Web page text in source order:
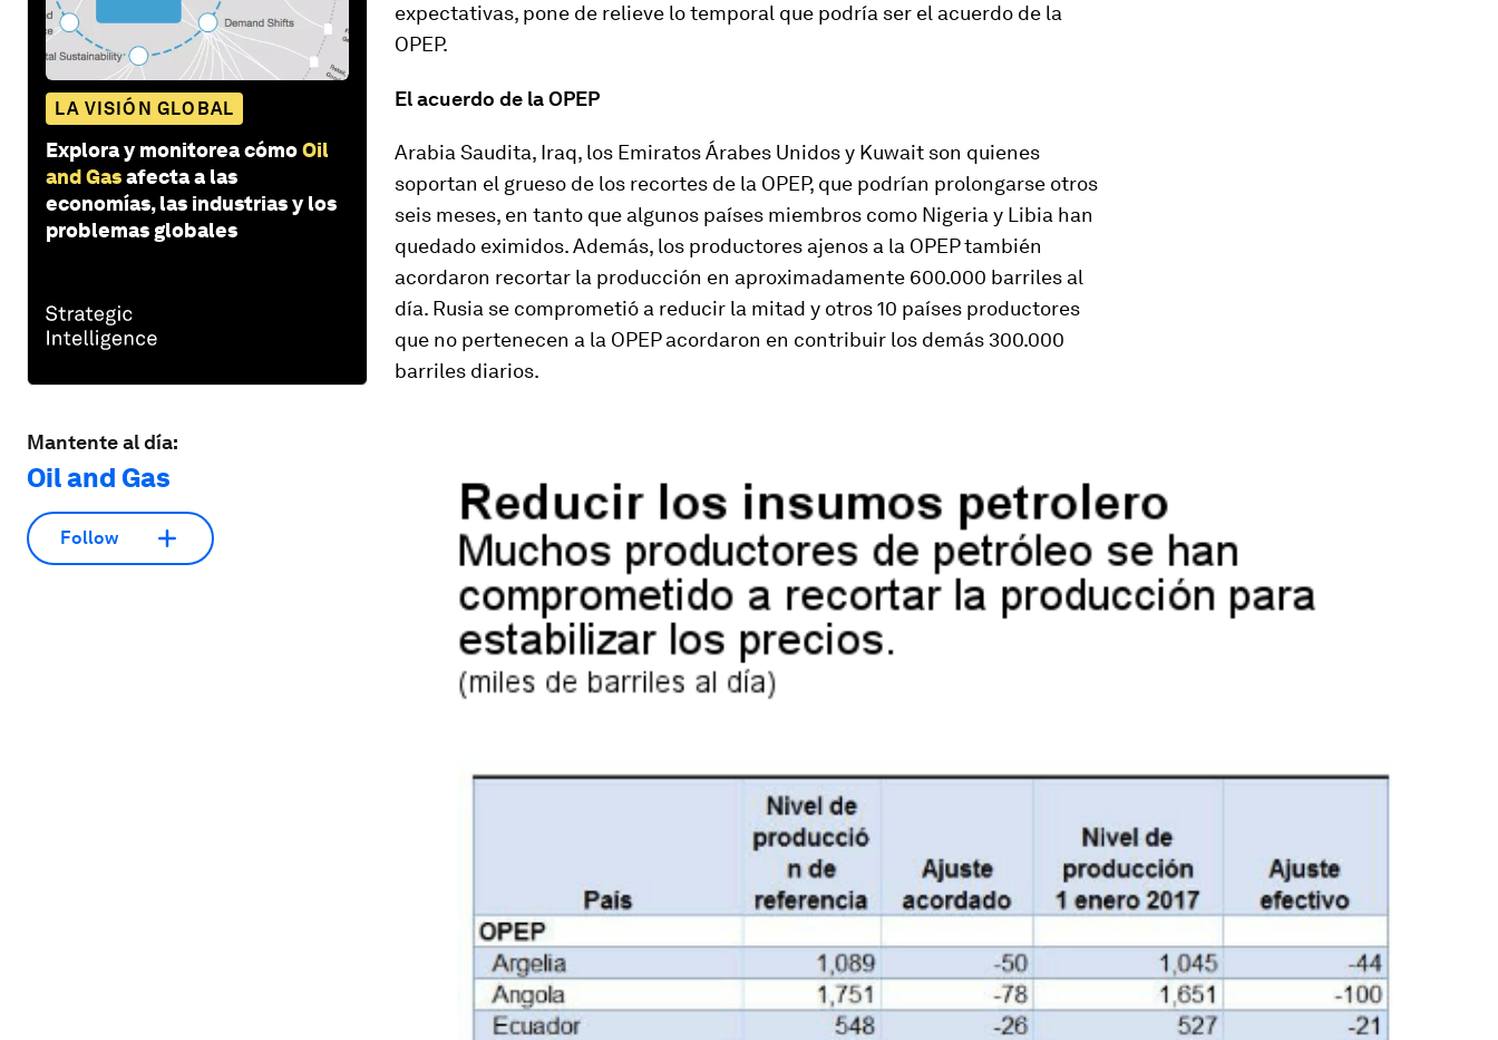
LA VISIÓN GLOBAL
Explora y monitorea cómoOil
and Gasafecta a las
economías, las industrias y los
problemas globales
Mantente al día:
Oil and Gas
Follow
expectativas, pone de relieve lo temporal que podría ser el acuerdo de la
OPEP.
El acuerdo de la OPEP
Arabia Saudita, Iraq, los Emiratos Árabes Unidos y Kuwait son quienes
soportan el grueso de los recortes de la OPEP, que podrían prolongarse otros
seis meses, en tanto que algunos países miembros como Nigeria y Libia han
quedado eximidos. Además, los productores ajenos a la OPEP también
acordaron recortar la producción en aproximadamente 600.000 barriles al
día. Rusia se comprometió a reducir la mitad y otros 10 países productores
que no pertenecen a la OPEP acordaron en contribuir los demás 300.000
barriles diarios.